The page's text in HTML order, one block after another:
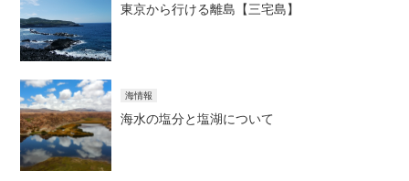
東京から行ける離島【三宅島】
海情報
海水の塩分と塩湖について